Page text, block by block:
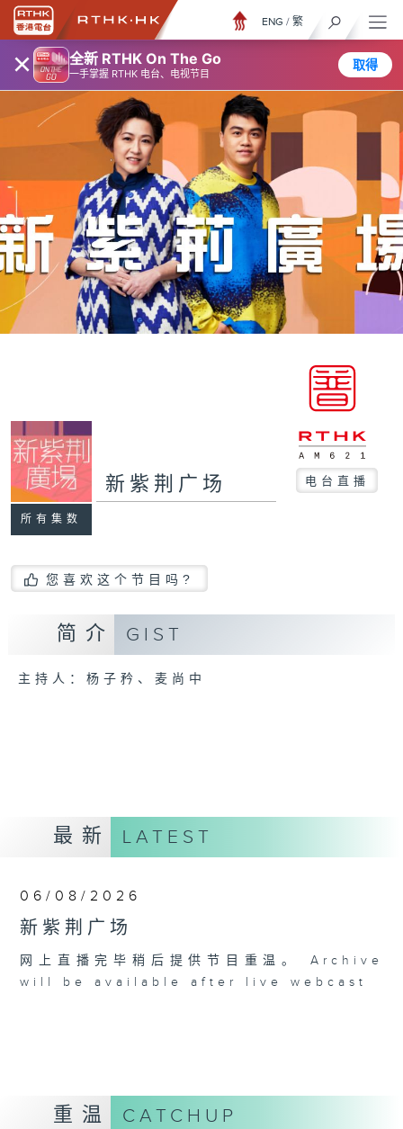
× 全新 RTHK On The Go
一手掌握 RTHK 电台、电视节目
取得
ENG / 繁
所有集数
新紫荆广场 电台直播
您喜欢这个节目吗?
简介 GIST
主持人：杨子矜、麦尚中
最新 LATEST
06/08/2026
新紫荆广场
网上直播完毕稍后提供节目重温。 Archive
will be available after live webcast
重温 CATCHUP